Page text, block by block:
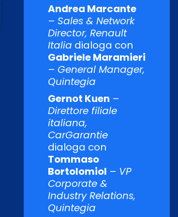
Andrea Marcante
– Sales & Network
Director, Renault
Italia dialoga con
Gabriele Maramieri
– General Manager,
Quintegia
Gernot Kuen –
Direttore filiale
italiana,
CarGarantie
dialoga con
Tommaso
Bortolomiol – VP
Corporate &
Industry Relations,
Quintegia